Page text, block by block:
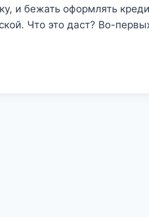
и бежать оформлять
Что это даст? Во-